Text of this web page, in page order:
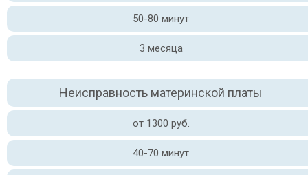
50-80 минут
3 месяца
Неисправность материнской платы
от 1300 руб.
40-70 минут